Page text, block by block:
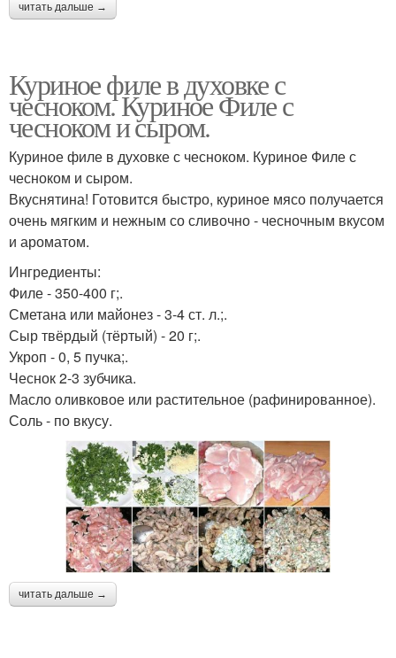
читать дальше →
Куриное филе в духовке с
чесноком. Куриное Филе с
чесноком и сыром.
Куриное филе в духовке с чесноком. Куриное Филе с
чесноком и сыром.
Вкуснятина! Готовится быстро, куриное мясо получается
очень мягким и нежным со сливочно - чесночным вкусом
и ароматом.
Ингредиенты:
Филе - 350-400 г;.
Сметана или майонез - 3-4 ст. л.;.
Сыр твёрдый (тёртый) - 20 г;.
Укроп - 0, 5 пучка;.
Чеснок 2-3 зубчика.
Масло оливковое или растительное (рафинированное).
Соль - по вкусу.
читать дальше →